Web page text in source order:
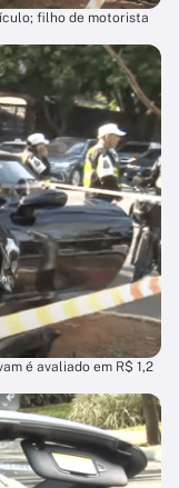
filho de motorista
é avaliado em R$ 1,2